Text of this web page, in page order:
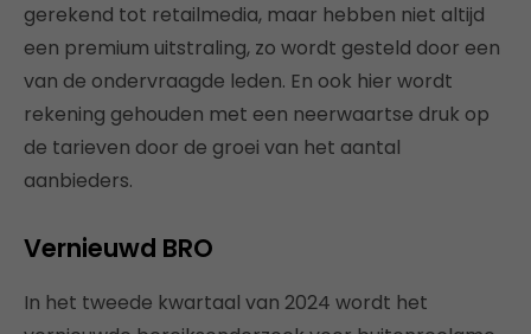
gerekend tot retailmedia, maar hebben niet altijd
een premium uitstraling, zo wordt gesteld door een
van de ondervraagde leden. En ook hier wordt
rekening gehouden met een neerwaartse druk op
de tarieven door de groei van het aantal
aanbieders.
Vernieuwd BRO
In het tweede kwartaal van 2024 wordt het